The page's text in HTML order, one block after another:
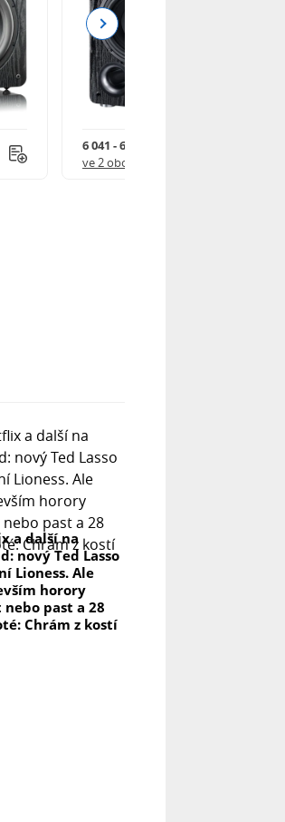
6 041 - 6 752 Kč
ve 2 obchodech
Next
a další na
nový Ted Lasso
Lioness. Ale
horory
past a 28
Chrám z kostí